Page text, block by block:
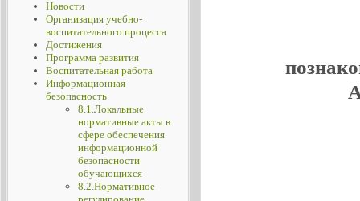
Новости
Организация учебно-
воспитательного процесса
Достижения
Программа развития
Воспитательная работа
Информационная
безопасность
8.1.Локальные
нормативные акты в
сфере обеспечения
информационной
безопасности
обучающихся
8.2.Нормативное